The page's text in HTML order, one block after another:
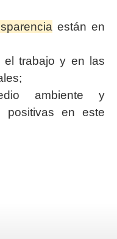
están en
trabajo y en las
ambiente y
positivas en este